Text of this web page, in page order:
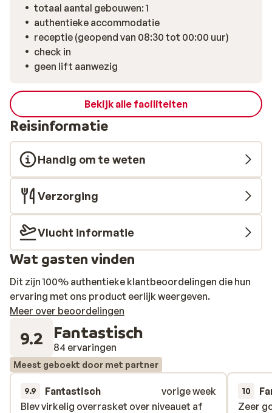
totaal aantal gebouwen: 1
authentieke accommodatie
receptie (geopend van 08:30 tot 00:00 uur)
check in
geen lift aanwezig
Bekijk alle faciliteiten
Reisinformatie
Handig om te weten
Verzorging
Vlucht informatie
Wat gasten vinden
Dit zijn 100% authentieke klantbeoordelingen die hun
ervaring met ons product eerlijk weergeven.
Meer over beoordelingen
9.2 Fantastisch
84 ervaringen
Meest geboekt door met partner
9.9 Fantastisch
vorige week
Blev virkelig overrasket over niveauet af
Blev virkelig overrasket over niveauet af
10
Zeer
Zeer